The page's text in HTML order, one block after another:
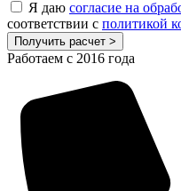
Я даю согласие на
соответствии с политикой
Получить расчет >
Работаем с 2016 года